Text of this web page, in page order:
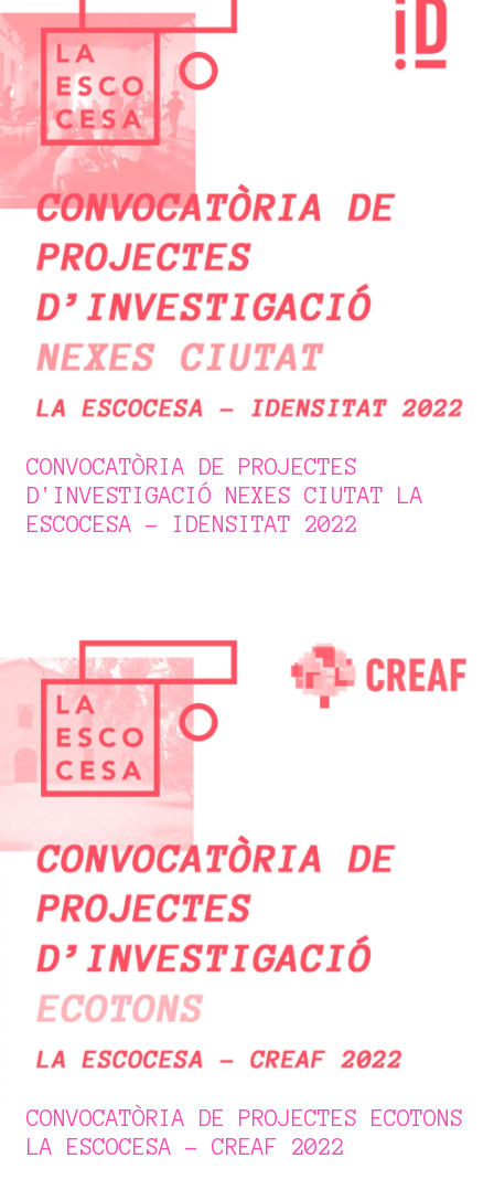
CONVOCATÒRIA DE PROJECTES
D'INVESTIGACIÓ NEXES CIUTAT LA
ESCOCESA - IDENSITAT 2022
CONVOCATÒRIA DE PROJECTES ECOTONS
LA ESCOCESA - CREAF 2022